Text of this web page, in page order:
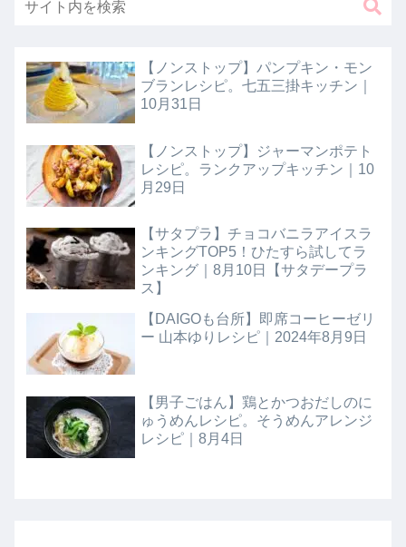
【ノンストップ】パンプキン・モン
ブランレシピ。七五三掛キッチン｜
10月31日
【ノンストップ】ジャーマンポテト
レシピ。ランクアップキッチン｜10
月29日
【サタプラ】チョコバニラアイスラ
ンキングTOP5！ひたすら試してラ
ンキング｜8月10日【サタデープラ
ス】
【DAIGOも台所】即席コーヒーゼリ
ー 山本ゆりレシピ｜2024年8月9日
【男子ごはん】鶏とかつおだしのに
ゅうめんレシピ。そうめんアレンジ
レシピ｜8月4日